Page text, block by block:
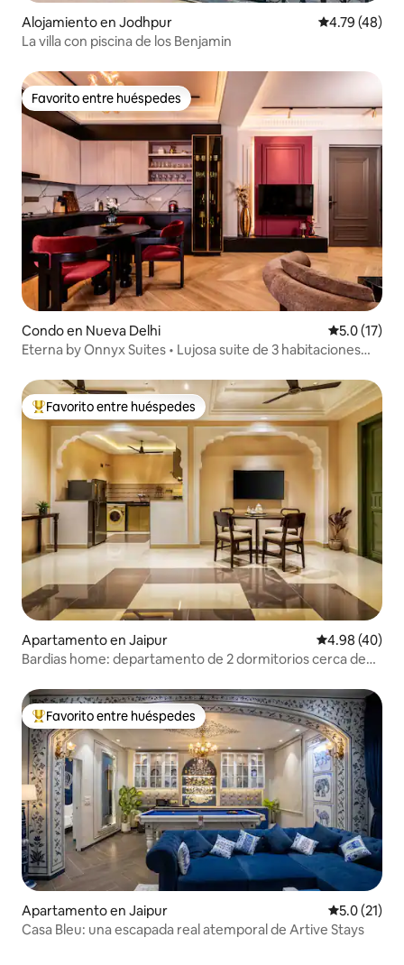
Alojamiento en Jodhpur Calificación
4.79 (48)
La villa con piscina de los Benjamin
Favorito entre huéspedes
Favorito entre huéspedes
Condo en Nueva Delhi Calificación
5.0 (17)
Eterna by Onnyx Suites • Lujosa suite de 3 habitaciones
Favorito entre huéspedes preferido
Favorito entre huéspedes
Apartamento en Jaipur Calificación
4.98 (40)
Bardias home: departamento de 2 dormitorios cerca de
Favorito entre huéspedes preferido
Favorito entre huéspedes
Apartamento en Jaipur Calificación
5.0 (21)
Casa Bleu: una escapada real atemporal de Artive Stays